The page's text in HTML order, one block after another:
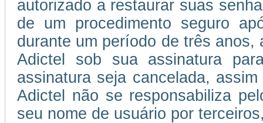
autorizado a restaurar suas
de um procedimento seguro
durante um período de três
Adictel sob sua assinatura
assinatura seja cancelada,
Adictel não se responsabiliza
seu nome de usuário por